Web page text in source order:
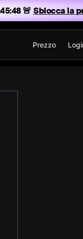
🚨 Sblocca la
Prezzo